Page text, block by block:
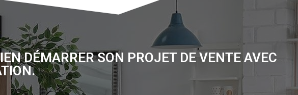
DÉMARRER SON PROJET DE VENTE AVEC